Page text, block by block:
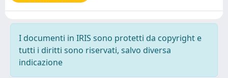
I documenti in IRIS sono protetti da copyright e
tutti i diritti sono riservati, salvo diversa
indicazione